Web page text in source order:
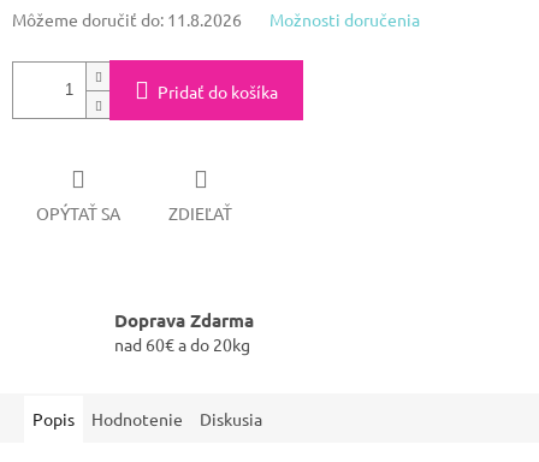
Môžeme doručiť do: 11.8.2026 Možnosti doručenia
Pridať do košíka
OPÝTAŤ SA ZDIEĽAŤ
Doprava Zdarma
nad 60€ a do 20kg
Popis Hodnotenie Diskusia